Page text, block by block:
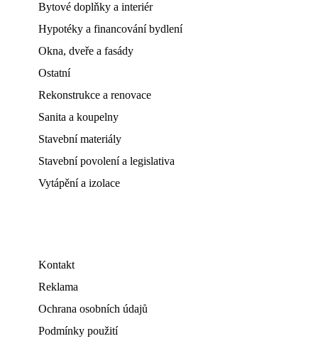
Bytové doplňky a interiér
Hypotéky a financování bydlení
Okna, dveře a fasády
Ostatní
Rekonstrukce a renovace
Sanita a koupelny
Stavební materiály
Stavební povolení a legislativa
Vytápění a izolace
Kontakt
Reklama
Ochrana osobních údajů
Podmínky použití